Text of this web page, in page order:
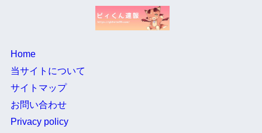
Home
当サイトについて
サイトマップ
お問い合わせ
Privacy policy